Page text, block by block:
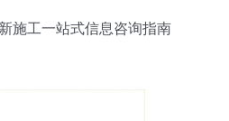
施工一站式信息咨询指南